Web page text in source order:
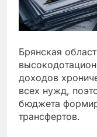
Брянская
доходов
всех нужд,
бюджета
трансфертов.